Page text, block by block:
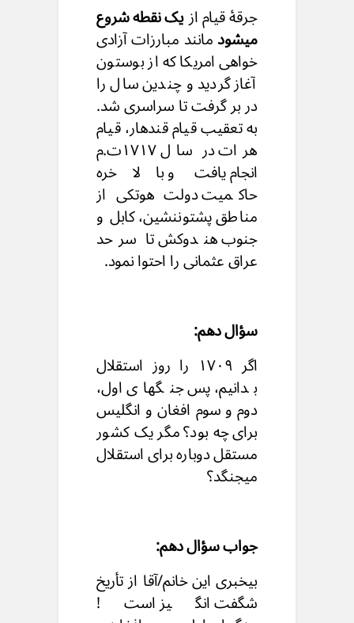
جرقهٔ قیام ازیک نقطه شروع
میشودمانند مبارزات آزادی
خواهی امریکا که از بوستون
آغاز گردید و چندین سال را
در بر گرفت تا سراسری شد.
به تعقیب قیام قندهار، قیام
هرات در سال ۱۷۱۷ت.م
انجام یافت و بالاخره
حاکمیت دولت هوتکی از
مناطق پشتوننشین، کابل و
جنوب هندوکش تا سرحد
عراق عثمانی را احتوا نمود.
سؤال دهم:
اگر ۱۷۰۹ را روز استقلال
بدانیم، پس جنگهای اول،
دوم و سوم افغان و انگلیس
برای چه بود؟ مگر یک کشور
مستقل دوباره برای استقلال
میجنگد؟
جواب سؤال دهم:
بیخبری این خانم/آقا از تأریخ
شگفت انگیز است!